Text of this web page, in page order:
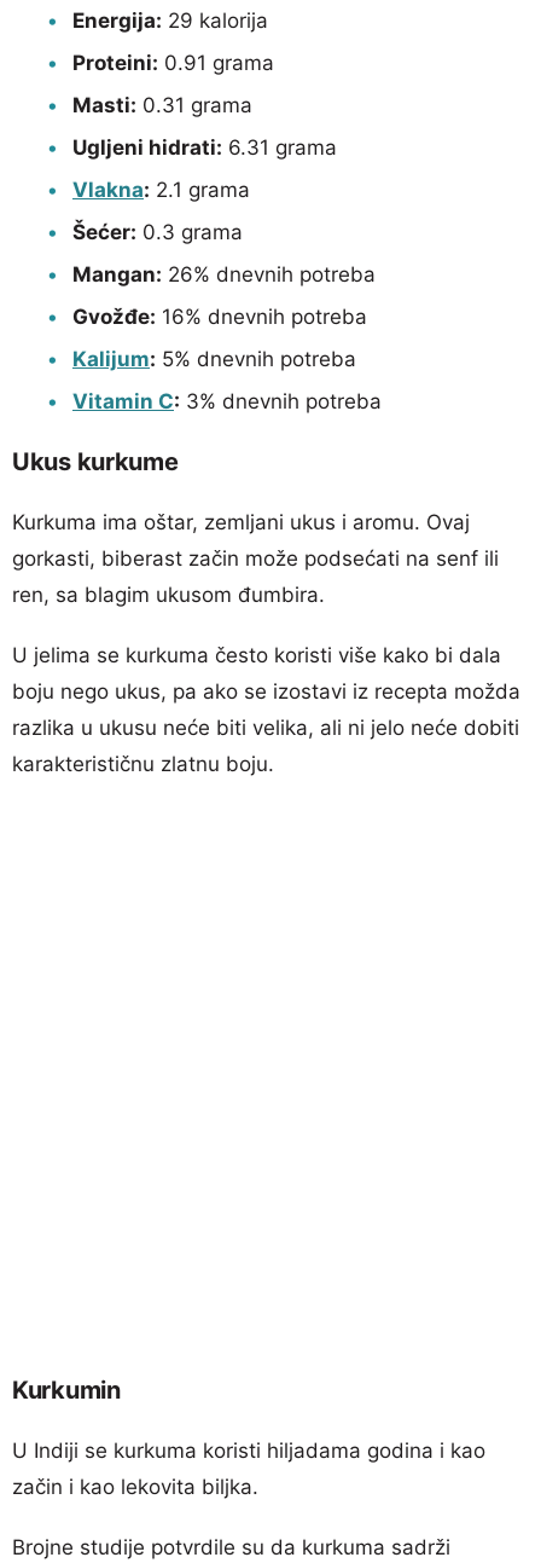
Energija: 29 kalorija
Proteini: 0.91 grama
Masti: 0.31 grama
Ugljeni hidrati: 6.31 grama
Vlakna: 2.1 grama
Šećer: 0.3 grama
Mangan: 26% dnevnih potreba
Gvožđe: 16% dnevnih potreba
Kalijum: 5% dnevnih potreba
Vitamin C: 3% dnevnih potreba
Ukus kurkume
Kurkuma ima oštar, zemljani ukus i aromu. Ovaj
gorkasti, biberast začin može podsećati na senf ili
ren, sa blagim ukusom đumbira.
U jelima se kurkuma često koristi više kako bi dala
boju nego ukus, pa ako se izostavi iz recepta možda
razlika u ukusu neće biti velika, ali ni jelo neće dobiti
karakterističnu zlatnu boju.
Kurkumin
U Indiji se kurkuma koristi hiljadama godina i kao
začin i kao lekovita biljka.
Brojne studije potvrdile su da kurkuma sadrži